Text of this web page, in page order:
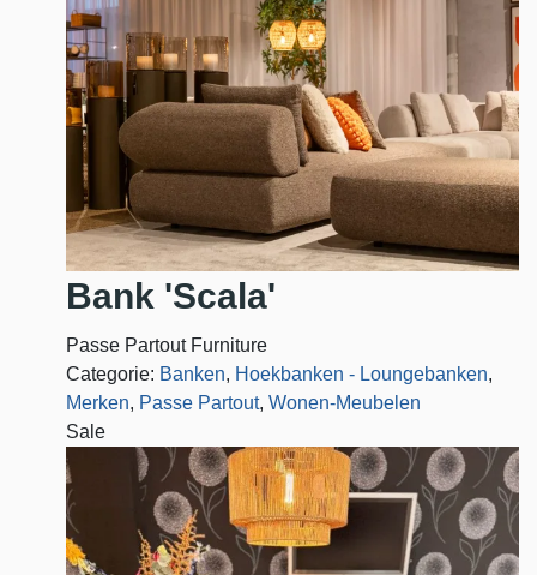
Bank 'Scala'
Passe Partout Furniture
Categorie: Banken, Hoekbanken - Loungebanken,
Merken, Passe Partout, Wonen-Meubelen
Sale